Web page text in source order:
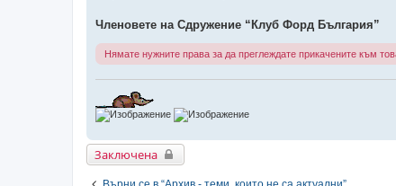
Членовете на Сдружение “Клуб Форд България”
Нямате нужните права за да преглеждате прикачените към
Заключена